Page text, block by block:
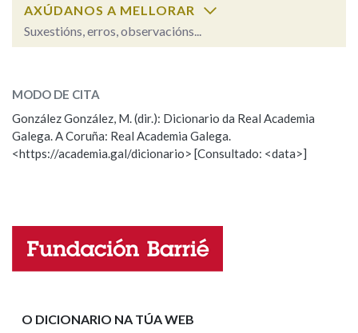
AXÚDANOS A MELLORAR
Suxestións, erros, observacións...
ESCOLLE UNHA OPCIÓN:
Observación Hai un erro na palabra
Nome
MODO DE CITA
González González, M. (dir.): Dicionario da Real Academia
Galega. A Coruña: Real Academia Galega.
<https://academia.gal/dicionario> [Consultado: <data>]
O DICIONARIO NA TÚA WEB